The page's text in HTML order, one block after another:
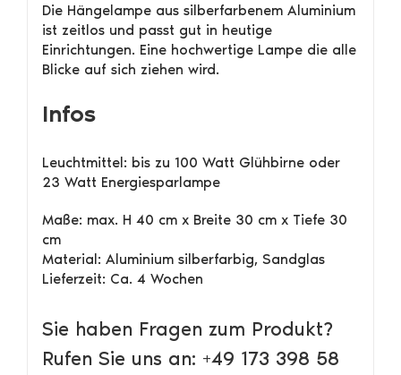
Die Hängelampe aus silberfarbenem Aluminium
ist zeitlos und passt gut in heutige
Einrichtungen. Eine hochwertige Lampe die alle
Blicke auf sich ziehen wird.
Infos
Leuchtmittel: bis zu 100 Watt Glühbirne oder
23 Watt Energiesparlampe
Maße: max. H 40 cm x Breite 30 cm x Tiefe 30
cm
Material: Aluminium silberfarbig, Sandglas
Lieferzeit: Ca. 4 Wochen
Sie haben Fragen zum Produkt?
Rufen Sie uns an: +49 173 398 58